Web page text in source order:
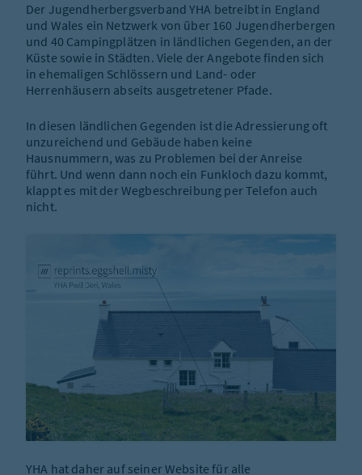
Der Jugendherbergsverband YHA betreibt in England
und Wales ein Netzwerk von über 160 Jugendherbergen
und 40 Campingplätzen in ländlichen Gegenden, an der
Küste sowie in Städten. Viele der Angebote finden sich
in ehemaligen Schlössern und Land- oder
Herrenhäusern abseits ausgetretener Pfade.
In diesen ländlichen Gegenden ist die Adressierung oft
unzureichend und Gebäude haben keine
Hausnummern, was zu Problemen bei der Anreise
führt. Und wenn dann noch ein Funkloch dazu kommt,
klappt es mit der Wegbeschreibung per Telefon auch
nicht.
YHA hat daher auf seiner Website für alle